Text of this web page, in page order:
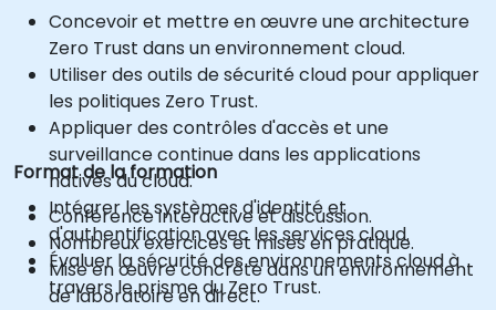
Concevoir et mettre en œuvre une architecture
Zero Trust dans un environnement cloud.
Utiliser des outils de sécurité cloud pour appliquer
les politiques Zero Trust.
Appliquer des contrôles d'accès et une
surveillance continue dans les applications
natives du cloud.
Intégrer les systèmes d'identité et
d'authentification avec les services cloud.
Évaluer la sécurité des environnements cloud à
travers le prisme du Zero Trust.
Format de la formation
Conférence interactive et discussion.
Nombreux exercices et mises en pratique.
Mise en œuvre concrète dans un environnement
de laboratoire en direct.